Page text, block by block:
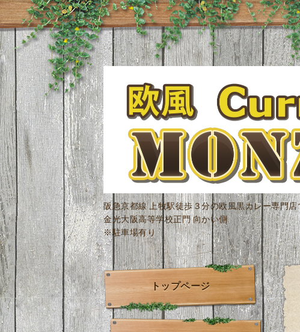
阪急京都線 上牧駅徒歩３分の欧風黒カレー専門
金光大阪高等学校正門 向かい側
※駐車場有り
トップページ